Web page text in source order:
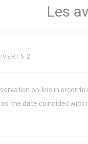
Les
2
on-line in order
the date coincided